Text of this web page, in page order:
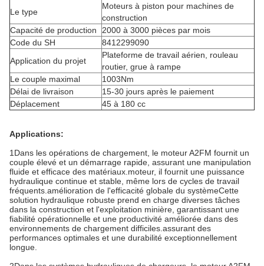
Le type
Moteurs à piston pour machines de
construction
Capacité de production
2000 à 3000 pièces par mois
Code du SH
8412299090
Application du projet
Plateforme de travail aérien, rouleau
routier, grue à rampe
Le couple maximal
1003Nm
Délai de livraison
15-30 jours après le paiement
Déplacement
45 à 180 cc
Applications:
1Dans les opérations de chargement, le moteur A2FM fournit un
couple élevé et un démarrage rapide, assurant une manipulation
fluide et efficace des matériaux. moteur, il fournit une puissance
hydraulique continue et stable, même lors de cycles de travail
fréquents.amélioration de l'efficacité globale du systèmeCette
solution hydraulique robuste prend en charge diverses tâches
dans la construction et l'exploitation minière, garantissant une
fiabilité opérationnelle et une productivité améliorée dans des
environnements de chargement difficiles.assurant des
performances optimales et une durabilité exceptionnellement
longue.